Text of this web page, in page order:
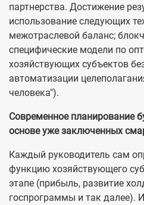
партнерства. Достижение
использование следующих
межотраслевой баланс;
специфические модели по
хозяйствующих субъектов
автоматизации
человека").
Современное планирование
основе уже заключенных
Каждый руководитель сам
функцию хозяйствующего
этапе (прибыль, развитие
госпрограммы и так далее).